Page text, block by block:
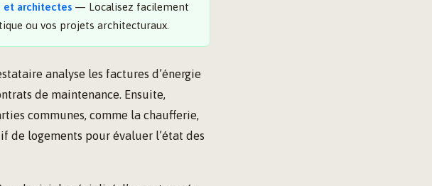
et architectes — Localisez facilement
ou vos projets architecturaux.
analyse les factures d’énergie
de maintenance. Ensuite,
communes, comme la chaufferie,
de logements pour évaluer l’état des